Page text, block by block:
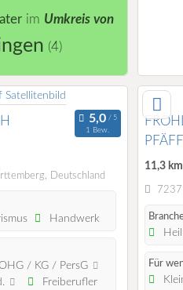
im Umkreis von
(4)
1 Bew.
Deutschland
Handwerk
/ KG / PersG
Freiberufler
11,3
Für